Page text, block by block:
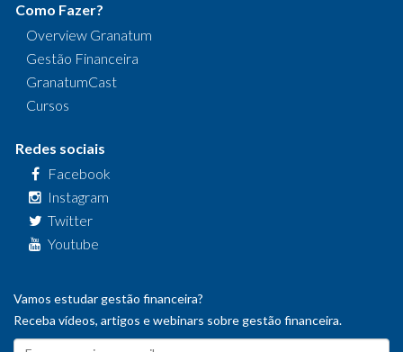
Como Fazer?
Overview Granatum
Gestão Financeira
GranatumCast
Cursos
Redes sociais
Facebook
Instagram
Twitter
Youtube
Vamos estudar gestão financeira?
Receba vídeos, artigos e webinars sobre gestão financeira.